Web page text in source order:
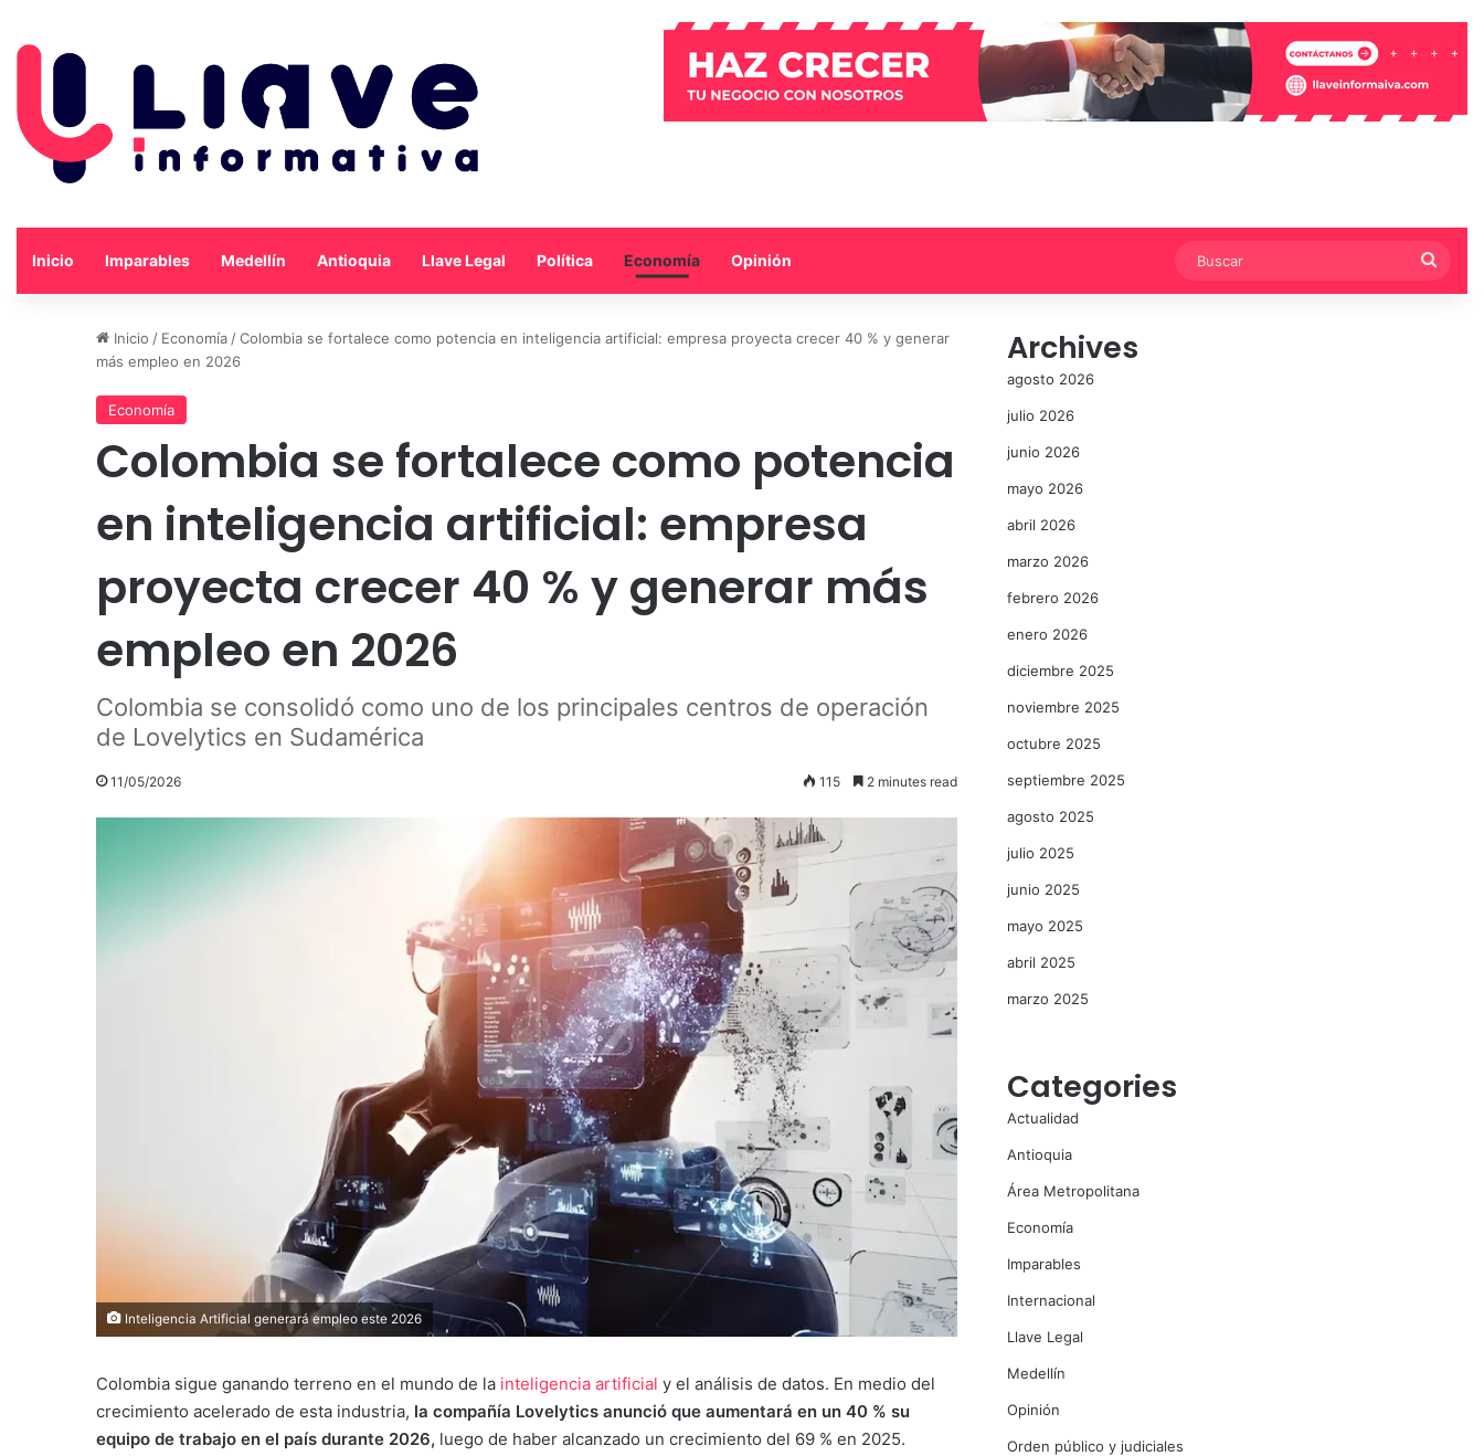
Inicio Imparables Medellín Antioquia Llave Legal Política Economía Opinión
Inicio / Economía /Colombia se fortalece como potencia en inteligencia artificial: empresa proyecta crecer 40 % y generar
más empleo en 2026
Economía
Colombia se fortalece como potencia
en inteligencia artificial: empresa
proyecta crecer 40 % y generar más
empleo en 2026
Colombia se consolidó como uno de los principales centros de operación
de Lovelytics en Sudamérica
11/05/2026 115 2 minutes read
Inteligencia Artificial generará empleo este 2026
Colombia sigue ganando terreno en el mundo de la inteligencia artificial y el análisis de datos. En medio del
crecimiento acelerado de esta industria, la compañía Lovelytics anunció que aumentará en un 40 % su
equipo de trabajo en el país durante 2026, luego de haber alcanzado un crecimiento del 69 % en 2025.
Archives
agosto 2026
julio 2026
junio 2026
mayo 2026
abril 2026
marzo 2026
febrero 2026
enero 2026
diciembre 2025
noviembre 2025
octubre 2025
septiembre 2025
agosto 2025
julio 2025
junio 2025
mayo 2025
abril 2025
marzo 2025
Categories
Actualidad
Antioquia
Área Metropolitana
Economía
Imparables
Internacional
Llave Legal
Medellín
Opinión
Orden público y judiciales